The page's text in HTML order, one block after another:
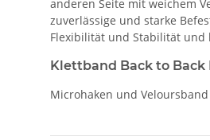
anderen Seite mit weichem
zuverlässige und starke
Flexibilität und Stabilität und
Klettband Back to Back
Microhaken und